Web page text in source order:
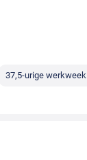
37,5-urige werkweek